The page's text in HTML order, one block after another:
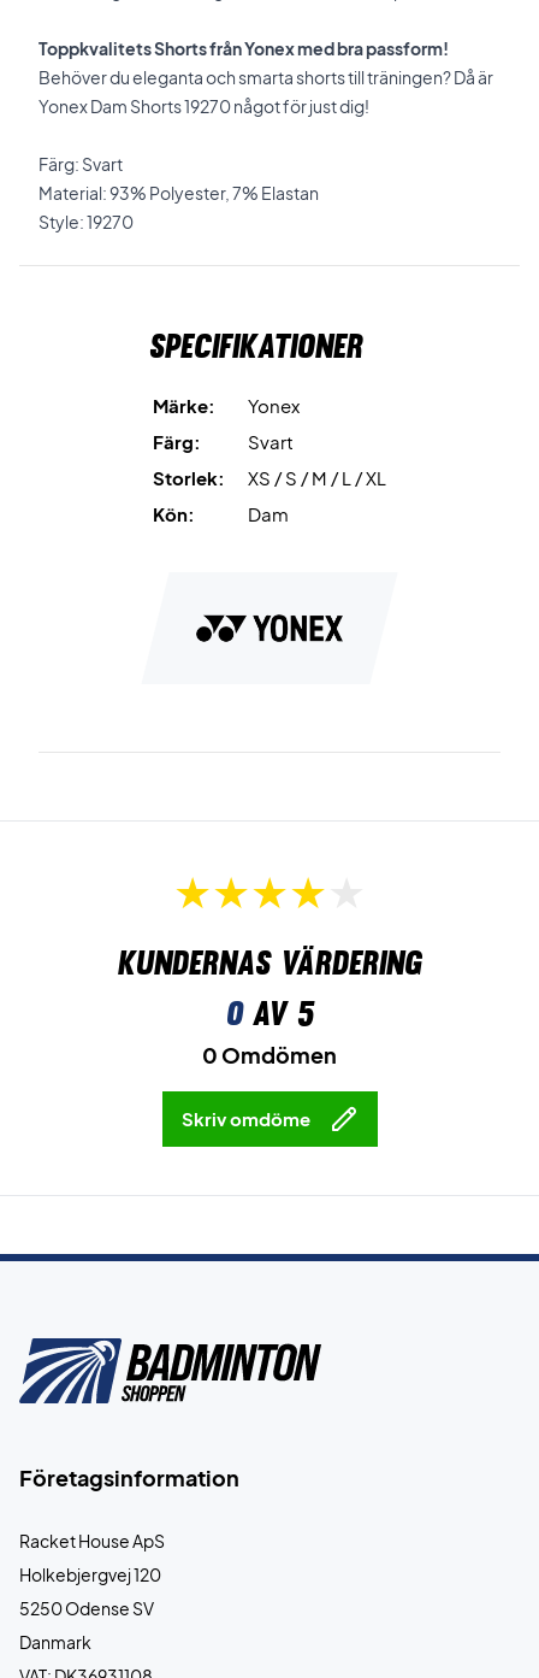
Toppkvalitets Shorts från Yonex med bra passform!
Behöver du eleganta och smarta shorts till träningen? Då är
Yonex Dam Shorts 19270 något för just dig!
Färg: Svart
Material: 93% Polyester, 7% Elastan
Style: 19270
Specifikationer
Märke:
Yonex
Färg:
Svart
Storlek:
XS / S / M / L / XL
Kön:
Dam
Kundernas värdering
0av 5
0 Omdömen
Skriv omdöme
Företagsinformation
Racket House ApS
Holkebjergvej 120
5250 Odense SV
Danmark